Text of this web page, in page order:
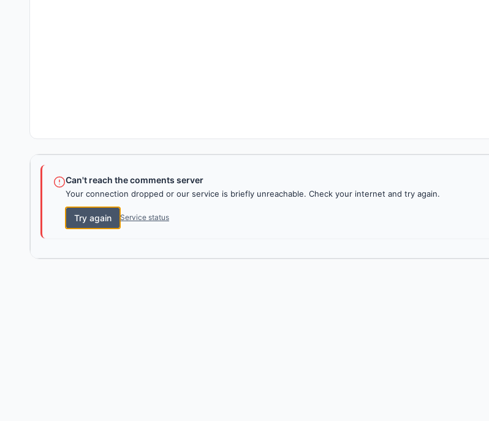
Can't reach the comments server
Your connection dropped or our service is briefly unreachable. Check your internet and try again.
Try again Service status